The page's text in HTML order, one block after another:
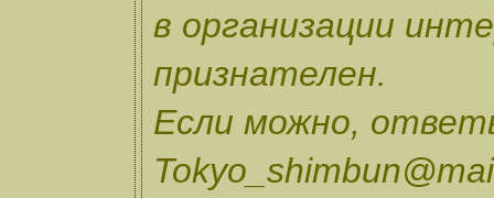
в организации
признателен.
Если можно,